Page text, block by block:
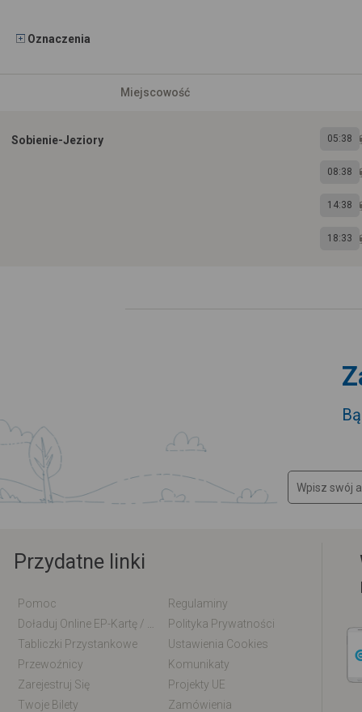
Oznaczenia
Miejscowość
Sobienie-Jeziory 05:38
08:38
14:38
18:33
Przydatne linki
Pomoc
Regulaminy
Polityka Prywatności
Tabliczki Przystankowe
Ustawienia Cookies
Przewoźnicy
Komunikaty
Zarejestruj Się
Projekty UE
Twoje Bilety
Zamówienia